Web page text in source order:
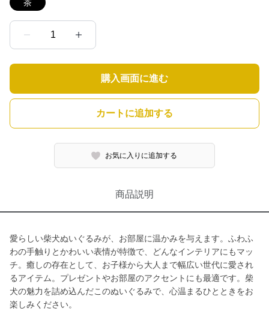
茶
1
購入画面に進む
カートに追加する
お気に入りに追加する
商品説明
愛らしい柴犬ぬいぐるみが、お部屋に温かみを与えます。ふわふ
わの手触りとかわいい表情が特徴で、どんなインテリアにもマッ
チ。癒しの存在として、お子様から大人まで幅広い世代に愛され
るアイテム。プレゼントやお部屋のアクセントにも最適です。柴
犬の魅力を詰め込んだこのぬいぐるみで、心温まるひとときをお
楽しみください。